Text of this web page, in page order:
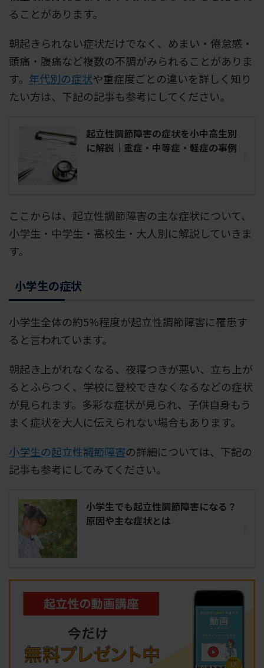
ることがあります。
朝起きられない症状だけでなく、めまい・倦怠感・
頭痛・腹痛など複数の不調がみられることがありま
す。 年代別の症状や重症度ごとの違いを詳しく知り
たい方は、下記の記事も参考にしてください。
起立性調節障害の症状を小中高生別
に解説｜重症・中等症・軽症の事例
ここからは、起立性調節障害の主な症状について、
小学生・中学生・高校生・大人別に解説していきま
す。
小学生の症状
小学生全体の約5%程度が起立性調節障害に罹患す
ると言われています。
朝起き上がれなくなる、夜寝つきが悪い、立ち上が
るとふらつく、学校に登校できなくなるなどの症状
が見られます。多彩な症状が見られ、子供自身もう
まく症状を大人に伝えられない場合もあります。
小学生の起立性調節障害の詳細については、下記の
記事も参考にしてみてください。
小学生でも起立性調節障害になる？
原因や主な症状とは